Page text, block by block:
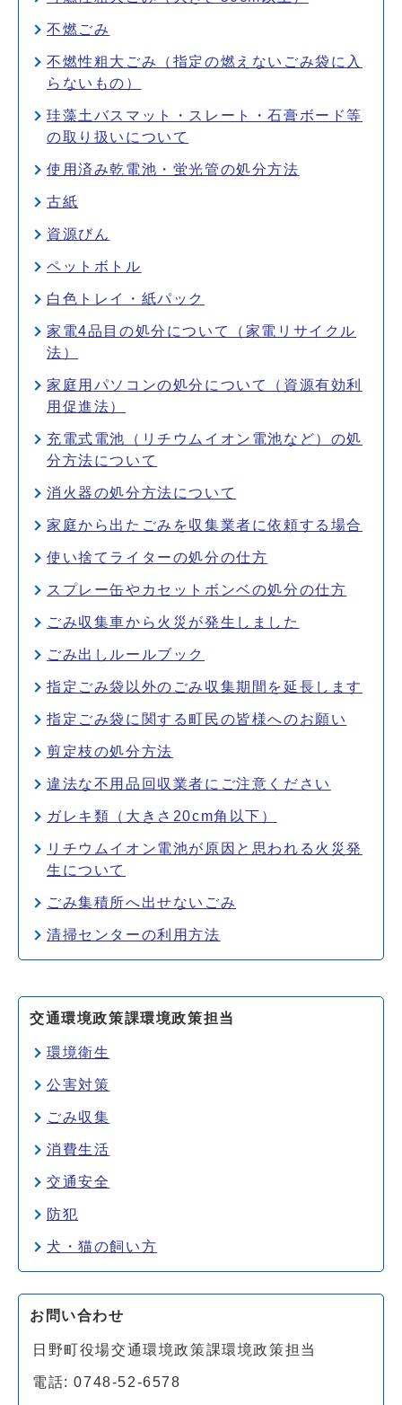
不燃ごみ
不燃性粗大ごみ（指定の燃えないごみ袋に入
らないもの）
珪藻土バスマット・スレート・石膏ボード等
の取り扱いについて
使用済み乾電池・蛍光管の処分方法
古紙
資源びん
ペットボトル
白色トレイ・紙パック
家電4品目の処分について（家電リサイクル
法）
家庭用パソコンの処分について（資源有効利
用促進法）
充電式電池（リチウムイオン電池など）の処
分方法について
消火器の処分方法について
家庭から出たごみを収集業者に依頼する場合
使い捨てライターの処分の仕方
スプレー缶やカセットボンベの処分の仕方
ごみ収集車から火災が発生しました
ごみ出しルールブック
指定ごみ袋以外のごみ収集期間を延長します
指定ごみ袋に関する町民の皆様へのお願い
剪定枝の処分方法
違法な不用品回収業者にご注意ください
ガレキ類（大きさ20cm角以下）
リチウムイオン電池が原因と思われる火災発
生について
ごみ集積所へ出せないごみ
清掃センターの利用方法
交通環境政策課環境政策担当
環境衛生
公害対策
ごみ収集
消費生活
交通安全
防犯
犬・猫の飼い方
お問い合わせ
日野町役場交通環境政策課環境政策担当
電話: 0748-52-6578